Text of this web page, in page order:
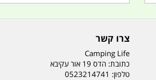
צרו קשר
Camping Life
כתובת: הדס 19 אור עקיבא
טלפון: 0523214741